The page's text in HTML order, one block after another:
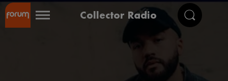
Collector Radio